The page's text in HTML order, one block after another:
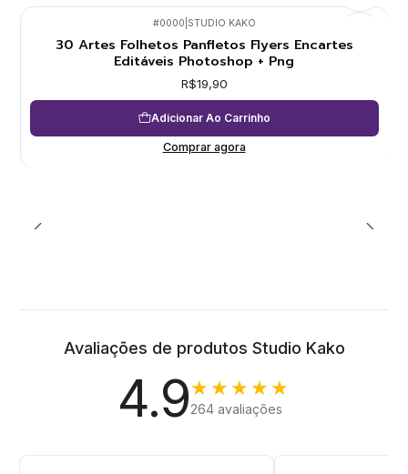
#0000 STUDIO KAKO
30 Artes Folhetos Panfletos Flyers Encartes
Editáveis Photoshop + Png
R$19,90
Adicionar Ao Carrinho
Comprar agora
Avaliações de produtos Studio Kako
4.9★★★★★
264 avaliações